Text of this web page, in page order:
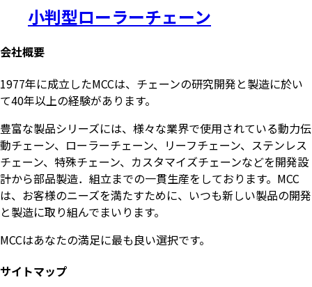
小判型ローラーチェーン
会社概要
1977年に成立したMCCは、チェーンの研究開発と製造に於い
て40年以上の経験があります。
豊富な製品シリーズには、様々な業界で使用されている動力伝
動チェーン、ローラーチェーン、リーフチェーン、ステンレス
チェーン、特殊チェーン、カスタマイズチェーンなどを開発設
計から部品製造．組立までの一貫生産をしております。MCC
は、お客様のニーズを満たすために、いつも新しい製品の開発
と製造に取り組んでまいります。
MCCはあなたの満足に最も良い選択です。
サイトマップ